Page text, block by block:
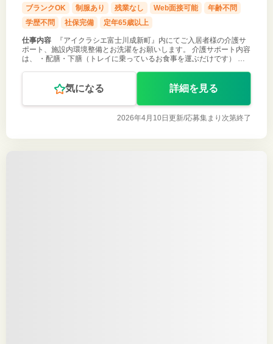
ブランクOK
制服あり 残業なし Web面接可能
年齢不問
学歴不問
社保完備 定年65歳以上
仕事内容
『アイクラシエ富士川成新町』内にてご入居者様の介護サ
ポート、施設内環境整備とお洗濯をお願いします。 介護サポート内容
は、 ・配膳・下膳（トレイに乗っているお食事を運ぶだけです） ・
気になる 詳細を見る
2026年4月10日更新/応募集まり次第終了